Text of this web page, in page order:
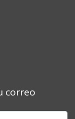
correo